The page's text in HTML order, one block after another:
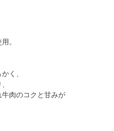
。
く、
肉のコクと甘みが